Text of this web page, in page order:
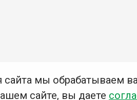
мы обрабатываем
сайте, вы даете